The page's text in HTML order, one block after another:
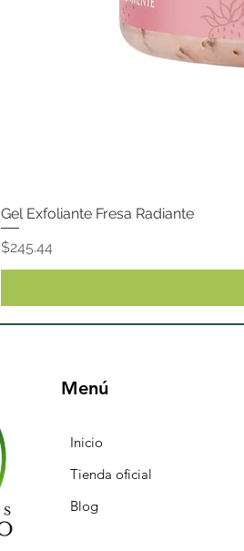
Gel Exfoliante Fresa Radiante
Precio
$245.44
Menú
Inicio
Tienda oficial
Blog